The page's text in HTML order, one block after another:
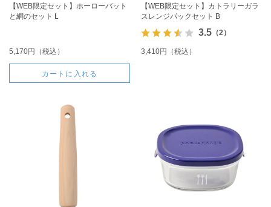
【WEB限定セット】ホーローバット
と網のセット L
5,170円（税込）
カートに入れる
【WEB限定セット】カトラリーガラ
スレンジパックセット B
3.5（2）
3,410円（税込）